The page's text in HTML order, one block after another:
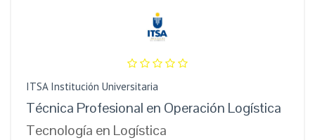
ITSA Institución Universitaria
Técnica Profesional en Operación Logística
Tecnología en Logística